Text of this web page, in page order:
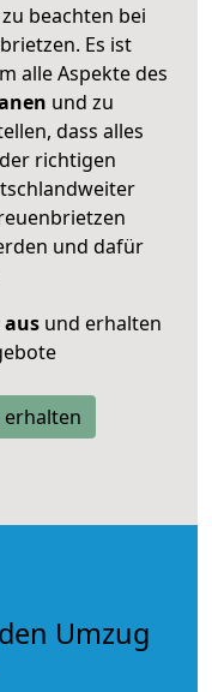
beachten bei
Es ist
alle Aspekte des
und zu
dass alles
richtigen
und dafür
und erhalten
erhalten
Umzug